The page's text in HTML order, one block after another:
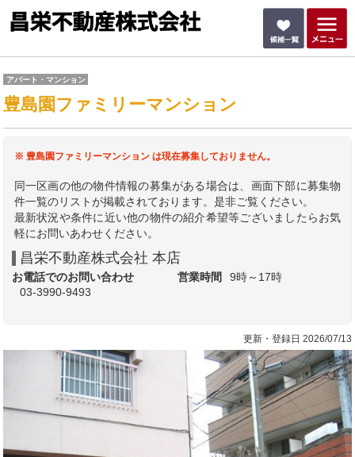
アパート・マンション
豊島園ファミリーマンション
※ 豊島園ファミリーマンション は現在募集しておりません。
同一区画の他の物件情報の募集がある場合は、画面下部に募集物
件一覧のリストが掲載されております。是非ご覧ください。
最新状況や条件に近い他の物件の紹介希望等ございましたらお気
軽にお問いあわせください。
昌栄不動産株式会社 本店
お電話でのお問い合わせ
03-3990-9493
営業時間 9時～17時
更新・登録日 2026/07/13